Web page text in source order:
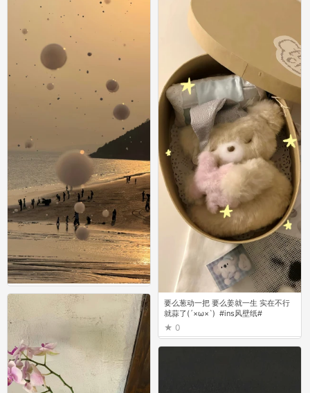
要么葱动一把 要么姜就一生 实在不行
就蒜了(´×ω×`) ⁣ #ins风壁纸# ​
0
要么葱动一把 要么姜就一生 实在不行
就蒜了(´×ω×`) ⁣ #ins风壁纸# ​
0